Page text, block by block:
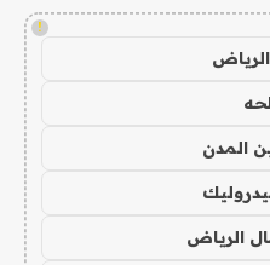
!
المدن
الرياض